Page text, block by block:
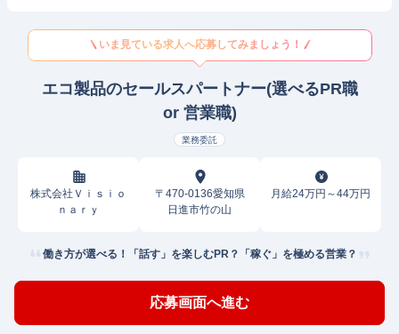
いま見ている求人へ応募してみましょう！
エコ製品のセールスパートナー(選べるPR職
or 営業職)
業務委託
株式会社Ｖｉｓｉｏ
ｎａｒｙ
〒470-0136愛知県
日進市竹の山
月給24万円～44万円
働き方が選べる！「話す」を楽しむPR？「稼ぐ」を極める営業？
応募画面へ進む